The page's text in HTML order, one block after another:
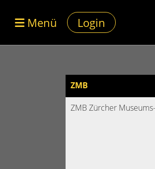
Login
Menü
ZMB
ZMB Zürcher